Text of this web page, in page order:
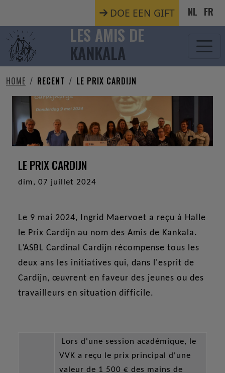
DOE EEN GIFT NL FR
LES AMIS DE
KANKALA
HOME RECENT LE PRIX CARDIJN
LE PRIX CARDIJN
dim, 07 juillet 2024
Le 9 mai 2024, Ingrid Maervoet a reçu à Halle
le Prix Cardijn au nom des Amis de Kankala.
L’ASBL Cardinal Cardijn récompense tous les
deux ans les initiatives qui, dans l'esprit de
Cardijn, œuvrent en faveur des jeunes ou des
travailleurs en situation difficile.
Lors d'une session académique, le
VVK a reçu le prix principal d'une
valeur de 1 500 € des mains de